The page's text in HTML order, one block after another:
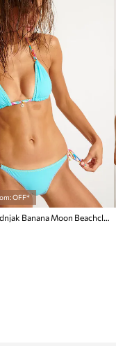
OFF*
Kupaći grudnjak Banana Moon Beachclub